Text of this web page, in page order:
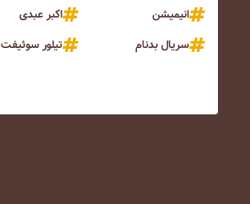
انیمیشن
اکبر عبدی
سریال بدنام
تیلور سوئیفت